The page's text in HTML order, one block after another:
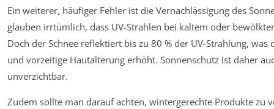
Ein weiterer, häufiger Fehler ist die Vernachlässigung des
glauben irrtümlich, dass UV-Strahlen bei kaltem oder
Doch der Schnee reflektiert bis zu 80 % der UV-Strahlung, was
und vorzeitige Hautalterung erhöht. Sonnenschutz ist daher
unverzichtbar.
Zudem sollte man darauf achten, wintergerechte Produkte zu